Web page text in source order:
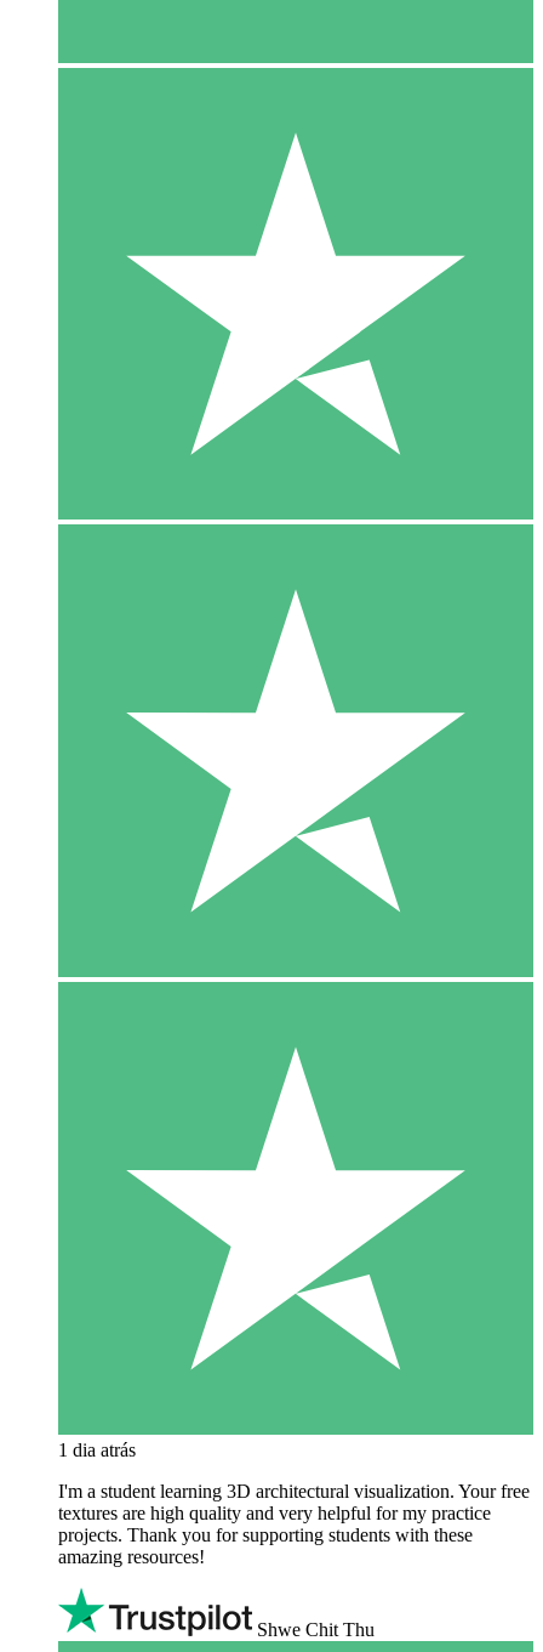
1 dia atrás
I'm a student learning 3D architectural visualization. Your free
textures are high quality and very helpful for my practice
projects. Thank you for supporting students with these
amazing resources!
Shwe Chit Thu